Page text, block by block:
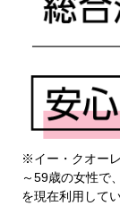
※イー・クオー
～59歳の女性で
を現在利用して